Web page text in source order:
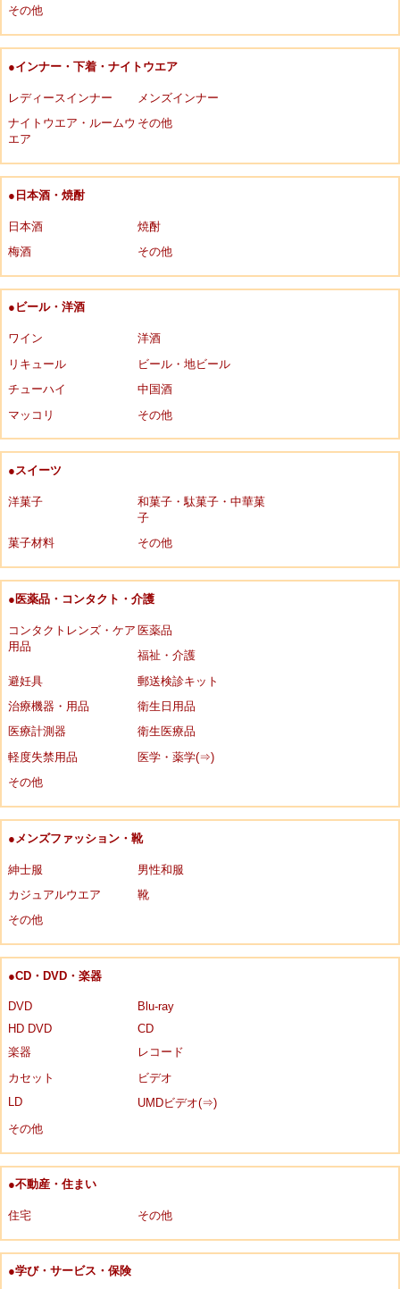
その他
●インナー・下着・ナイトウエア
レディースインナー
メンズインナー
ナイトウエア・ルームウ
エア
その他
●日本酒・焼酎
日本酒
焼酎
梅酒
その他
●ビール・洋酒
ワイン
洋酒
リキュール
ビール・地ビール
チューハイ
中国酒
マッコリ
その他
●スイーツ
洋菓子
和菓子・駄菓子・中華菓
子
菓子材料
その他
●医薬品・コンタクト・介護
コンタクトレンズ・ケア
用品
医薬品
福祉・介護
避妊具
郵送検診キット
治療機器・用品
衛生日用品
医療計測器
衛生医療品
軽度失禁用品
医学・薬学(⇒)
その他
●メンズファッション・靴
紳士服
男性和服
カジュアルウエア
靴
その他
●CD・DVD・楽器
DVD
Blu-ray
HD DVD
CD
楽器
レコード
カセット
ビデオ
LD
UMDビデオ(⇒)
その他
●不動産・住まい
住宅 その他
●学び・サービス・保険